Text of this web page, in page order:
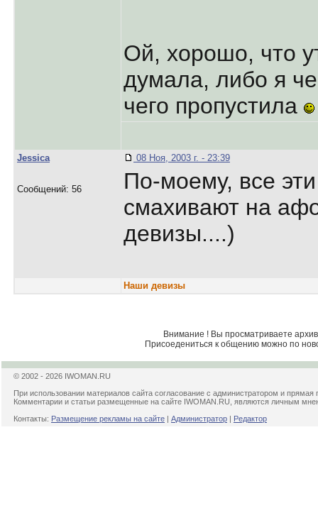
Ой, хорошо, что
думала, либо я
чего пропустила
Jessica
Сообщений: 56
08 Ноя, 2003 г. - 23:39
По-моему, все
смахивают на
девизы....)
Наши девизы
Внимание ! Вы просматриваете
Присоедениться к общению можно по
© 2002 - 2026 IWOMAN.RU
При использовании материалов сайта согласование с администратором и прямая
Комментарии и статьи размещенные на сайте IWOMAN.RU, являются личным
Контакты: Размещение рекламы на сайте | Администратор | Редактор